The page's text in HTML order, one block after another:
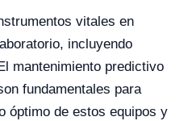
vitales en
incluyendo
mantenimiento predictivo
fundamentales para
óptimo de estos equipos y